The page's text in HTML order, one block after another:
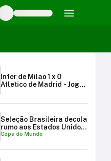
Inter de Milao 1 x 0
Atletico de Madrid - Jogo
Seleção Brasileira decola
rumo aos Estados Unidos
para a Copa do Mundo
Copa do Mundo